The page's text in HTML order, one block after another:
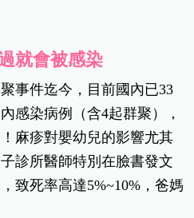
就會被感染
事件迄今，目前國內已33
感染病例（含4起群聚），
麻疹對嬰幼兒的影響尤其
診所醫師特別在臉書發文
致死率高達5%~10%，爸媽